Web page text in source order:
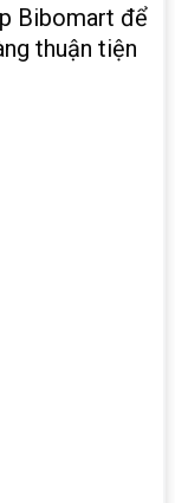
Bibomart để
thuận tiện